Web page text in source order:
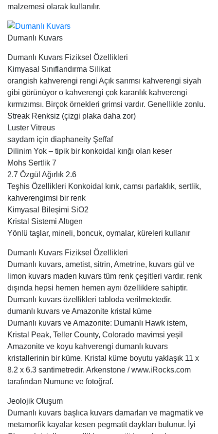
malzemesi olarak kullanılır.
Dumanlı Kuvars
Dumanlı Kuvars Fiziksel Özellikleri
Kimyasal Sınıflandırma Silikat
orangish kahverengi rengi Açık sarımsı kahverengi siyah
gibi görünüyor o kahverengi çok karanlık kahverengi
kırmızımsı. Birçok örnekleri grimsi vardır. Genellikle zonlu.
Streak Renksiz (çizgi plaka daha zor)
Luster Vitreus
saydam için diaphaneity Şeffaf
Dilinim Yok – tipik bir konkoidal kırığı olan keser
Mohs Sertlik 7
2.7 Özgül Ağırlık 2.6
Teşhis Özellikleri Konkoidal kırık, camsı parlaklık, sertlik,
kahverengimsi bir renk
Kimyasal Bileşimi SiO2
Kristal Sistemi Altıgen
Yönlü taşlar, mineli, boncuk, oymalar, küreleri kullanır
Dumanlı Kuvars Fiziksel Özellikleri
Dumanlı kuvars, ametist, sitrin, Ametrine, kuvars gül ve
limon kuvars maden kuvars tüm renk çeşitleri vardır. renk
dışında hepsi hemen hemen aynı özelliklere sahiptir.
Dumanlı kuvars özellikleri tabloda verilmektedir.
dumanlı kuvars ve Amazonite kristal küme
Dumanlı kuvars ve Amazonite: Dumanlı Hawk istem,
Kristal Peak, Teller County, Colorado mavimsi yeşil
Amazonite ve koyu kahverengi dumanlı kuvars
kristallerinin bir küme. Kristal küme boyutu yaklaşık 11 x
8.2 x 6.3 santimetredir. Arkenstone / www.iRocks.com
tarafından Numune ve fotoğraf.
Jeolojik Oluşum
Dumanlı kuvars başlıca kuvars damarları ve magmatik ve
metamorfik kayalar kesen pegmatit daykları bulunur. İyi